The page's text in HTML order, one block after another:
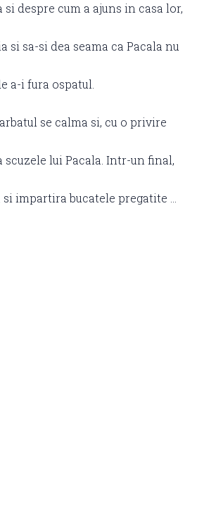
despre cum a ajuns in casa lor,
si sa-si dea seama ca Pacala nu
a-i fura ospatul.
se calma si, cu o privire
scuzele lui Pacala. Intr-un final,
si impartira bucatele pregatite …